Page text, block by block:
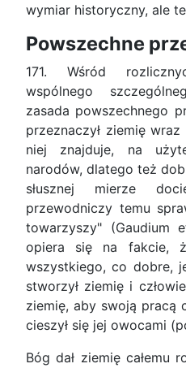
wymiar historyczny, ale
Powszechne
171. Wśród
wspólnego
zasada powszechnego
przeznaczył ziemię
niej znajduje, na
narodów, dlatego też
słusznej mierze
przewodniczy temu
towarzyszy" (Gaudium
opiera się na fakcie,
wszystkiego, co dobre,
stworzył ziemię i
ziemię, aby swoją pracą
cieszył się jej owocami
Bóg dał ziemię całemu